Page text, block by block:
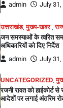
admin
July 31,
उत्तराखंड,मुख्य-खबर,
जन समस्याओं के त्वरित
अधिकारियों को दिए निर्देश
admin
July 31,
UNCATEGORIZED ,
रजनी रावत को हाईकोर्ट
आदेशों पर लगाई अंतरिम